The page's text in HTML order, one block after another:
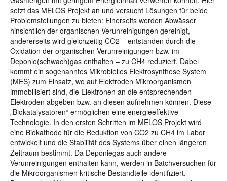
setzt das MELOS Projekt an und versucht Lösungen für beide
Problemstellungen zu bieten: Einerseits werden Abwässer
hinsichtlich der organischen Verunreinigungen gereinigt,
andererseits wird gleichzeitig CO2 – entstanden durch die
Oxidation der organischen Verunreinigungen bzw. im
Deponie(schwach)gas enthalten – zu CH4 reduziert. Dabei
kommt ein sogenanntes Mikrobielles Elektrosynthese System
(MES) zum Einsatz, wo auf Elektroden Mikroorganismen
immobilisiert sind, die Elektronen an die entsprechenden
Elektroden abgeben bzw. an diesen aufnehmen können. Diese
„Biokatalysatoren“ ermöglichen eine energieeffektive
Technologie. In den ersten Schritten im MELOS Projekt wird
eine Biokathode für die Reduktion von CO2 zu CH4 im Labor
entwickelt und die Stabilität des Systems über einen längeren
Zeitraum bestimmt. Da Deponiegas auch andere
Verunreinigungen enthalten kann, werden in Batchversuchen für
die Mikroorganismen kritische Bestandteile identifiziert.